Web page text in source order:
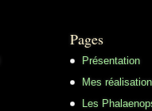
Pages
Présentation
Mes
Les